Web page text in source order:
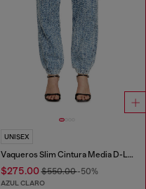
UNISEX
Vaqueros Slim Cintura Media D-Labb
$275.00$550.00-50%
AZUL CLARO